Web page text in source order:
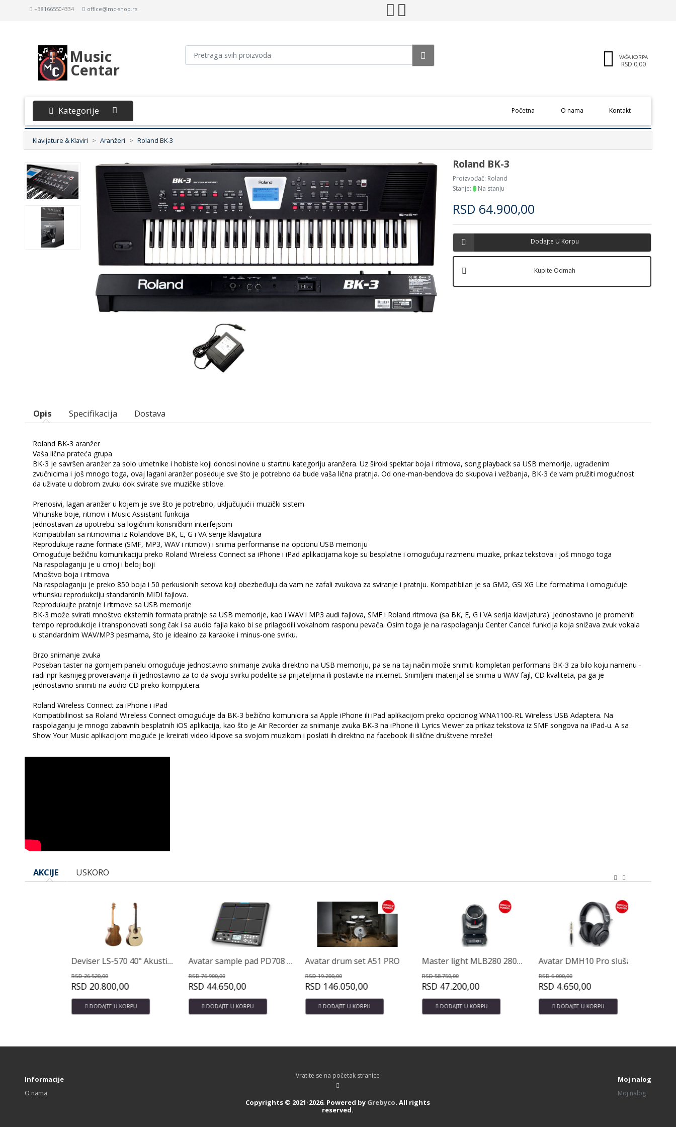
+381665504334 office@mc-shop.rs
Music
Centar
VAŠA KORPA
RSD 0,00
Kategorije Početna O nama Kontakt
Klavijature & Klaviri Aranžeri Roland BK-3
Roland BK-3
Proizvođač: Roland
Stanje:
Na stanju
RSD 64.900,00
Dodajte U Korpu
Kupite Odmah
Opis Specifikacija Dostava
Roland BK-3 aranžer
Vaša lična prateća grupa
BK-3 je savršen aranžer za solo umetnike i hobiste koji donosi novine u startnu kategoriju aranžera. Uz široki spektar boja i ritmova, song playback sa USB memorije, ugrađenim
zvučnicima i još mnogo toga, ovaj lagani aranžer poseduje sve što je potrebno da bude vaša lična pratnja. Od one-man-bendova do skupova i vežbanja, BK-3 će vam pružiti mogućnost
da uživate u dobrom zvuku dok svirate sve muzičke stilove.
Prenosivi, lagan aranžer u kojem je sve što je potrebno, uključujući i muzički sistem
Vrhunske boje, ritmovi i Music Assistant funkcija
Jednostavan za upotrebu. sa logičnim korisničkim interfejsom
Kompatibilan sa ritmovima iz Rolandove BK, E, G i VA serije klavijatura
Reprodukuje razne formate (SMF, MP3, WAV i ritmovi) i snima performanse na opcionu USB memoriju
Omogućuje bežičnu komunikaciju preko Roland Wireless Connect sa iPhone i iPad aplikacijama koje su besplatne i omogućuju razmenu muzike, prikaz tekstova i još mnogo toga
Na raspolaganju je u crnoj i beloj boji
Mnoštvo boja i ritmova
Na raspolaganju je preko 850 boja i 50 perkusionih setova koji obezbeđuju da vam ne zafali zvukova za sviranje i pratnju. Kompatibilan je sa GM2, GSi XG Lite formatima i omogućuje
vrhunsku reprodukciju standardnih MIDI fajlova.
Reprodukujte pratnje i ritmove sa USB memorije
BK-3 može svirati mnoštvo eksternih formata pratnje sa USB memorije, kao i WAV i MP3 audi fajlova, SMF i Roland ritmova (sa BK, E, G i VA serija klavijatura). Jednostavno je promeniti
tempo reprodukcije i transponovati song čak i sa audio fajla kako bi se prilagodili vokalnom rasponu pevača. Osim toga je na raspolaganju Center Cancel funkcija koja snižava zvuk vokala
u standardnim WAV/MP3 pesmama, što je idealno za karaoke i minus-one svirku.
Brzo snimanje zvuka
Poseban taster na gornjem panelu omogućuje jednostavno snimanje zvuka direktno na USB memoriju, pa se na taj način može snimiti kompletan performans BK-3 za bilo koju namenu -
radi npr kasnijeg proveravanja ili jednostavno za to da svoju svirku podelite sa prijateljima ili postavite na internet. Snimljeni materijal se snima u WAV fajl, CD kvaliteta, pa ga je
jednostavno snimiti na audio CD preko kompjutera.
Roland Wireless Connect za iPhone i iPad
Kompatibilinost sa Roland Wireless Connect omogućuje da BK-3 bežično komunicira sa Apple iPhone ili iPad aplikacijom preko opcionog WNA1100-RL Wireless USB Adaptera. Na
raspolaganju je mnogo zabavnih besplatnih iOS aplikacija, kao što je Air Recorder za snimanje zvuka BK-3 na iPhone ili Lyrics Viewer za prikaz tekstova iz SMF songova na iPad-u. A sa
Show Your Music aplikacijom moguće je kreirati video klipove sa svojom muzikom i poslati ih direktno na facebook ili slične društvene mreže!
AKCIJE USKORO
Deviser LS-570 40" Akustična gitara
26.520,00
20.800,00
DODAJTE U KORPU
Avatar sample pad PD708 32GB
76.900,00
44.650,00
DODAJTE U KORPU
Avatar drum set A51 PRO
19.200,00
146.050,00
DODAJTE U KORPU
Master light MLB280 280W Beam -Spot
58.750,00
47.200,00
DODAJTE U KORPU
Avatar DMH10 Pro slušalice
6.000,00
4.650,00
DODAJTE U KORPU
Informacije
O nama
Vratite se na početak stranice
Copyrights © 2021-2026. Powered by Grebyco. All rights
reserved.
Moj nalog
Moj nalog